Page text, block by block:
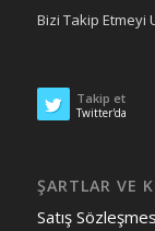
Bizi Takip Etmeyi
Takip et
Twitter'da
ŞARTLAR VE
Satış